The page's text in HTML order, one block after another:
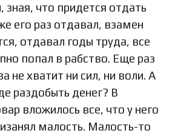
что придется отдать
его раз отдавал, взамен
отдавал годы труда, все
попал в рабство. Еще раз
не хватит ни сил, ни воли. А
раздобыть денег? В
вложилось все, что у него
малость. Малость-то